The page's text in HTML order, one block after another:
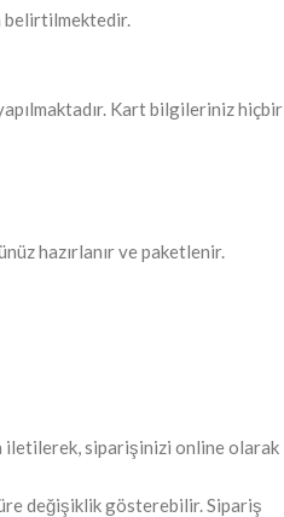
belirtilmektedir.
Kart bilgileriniz hiçbir
hazırlanır ve paketlenir.
iletilerek, siparişinizi online olarak
değişiklik gösterebilir. Sipariş